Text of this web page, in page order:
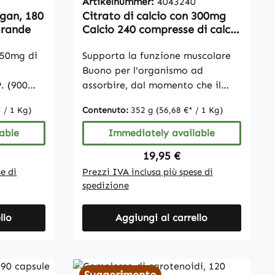
di
A
in
siamo
Per
siti
180
di
(900
sugli
siti
/ 1 Kg)
di
Citrato di calcio con 300mg
Calcio 240 compresse di calcio
vegan
Supporta la funzione muscolare
Buono per l'organismo ad
assorbire, dal momento che il
citrato organico È dimostrato
che mantiene ossa e denti
normali Supporta la funzione
degli enzimi digestivi Essenziale
per la comunicazione nervosa
Sostanza pura Senza stearato di
magnesio né biossido di silicio
Vegan, senza glutine, lattosio né
fruttosio Nota: A causa delle
fare ulteriori dichiarazioni sugli
Contenuto: 352 g (56,68 €* / 1 Kg)
Immediately available
Regular price:
19,95 €
Prezzi IVA inclusa più spese di
spedizione
Aggiungi al carrello